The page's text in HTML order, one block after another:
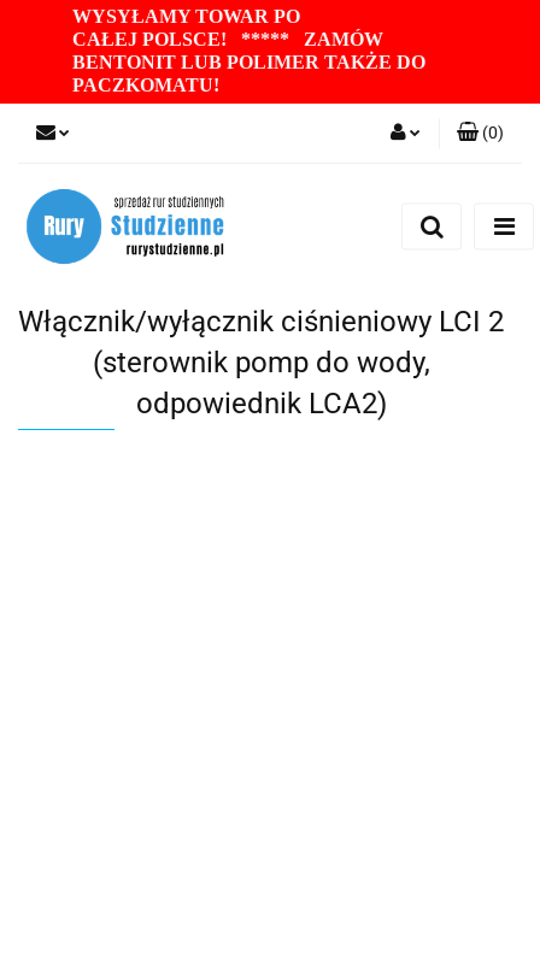
WYSYŁAMY TOWAR PO
CAŁEJ POLSCE! ***** ZAMÓW
BENTONIT LUB POLIMER TAKŻE DO
PACZKOMATU!
(0)
Włącznik/wyłącznik ciśnieniowy LCI 2
(sterownik pomp do wody,
odpowiednik LCA2)